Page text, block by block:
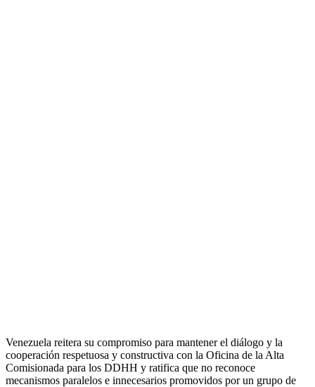
Venezuela reitera su compromiso para mantener el diálogo y la
cooperación respetuosa y constructiva con la Oficina de la Alta
Comisionada para los DDHH y ratifica que no reconoce
mecanismos paralelos e innecesarios promovidos por un grupo de